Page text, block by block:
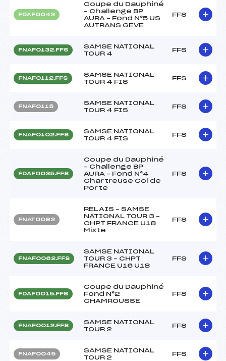
FDAF0042
Coupe du Dauphiné
– Challenge BP
AURA – Fond N°5 US
AUTRANS GEVE
FFS
FNAF0132.FFS
SAMSE NATIONAL
TOUR 4
FFS
FNAF0112.FFS
SAMSE NATIONAL
TOUR 4 FIS
FFS
FNAF0115
SAMSE NATIONAL
TOUR 4 FIS
FFS
FNAF0102.FFS
SAMSE NATIONAL
TOUR 4 FIS
FFS
FDAF0035.FFS
Coupe du Dauphiné
– Challenge BP
AURA – Fond N°4
Chartreuse Col de
Porte
FFS
FNAT0082
RELAIS – SAMSE
NATIONAL TOUR 3 –
CHPT FRANCE U18
Mixte
FFS
FNAF0062.FFS
SAMSE NATIONAL
TOUR 3 – CHPT
FRANCE U16 U18
FFS
FDAF0015.FFS
Coupe du Dauphiné
Fond N°2
CHAMROUSSE
FFS
FNAF0012.FFS
SAMSE NATIONAL
TOUR 2
FFS
FNAF0045
SAMSE NATIONAL
TOUR 2
FFS